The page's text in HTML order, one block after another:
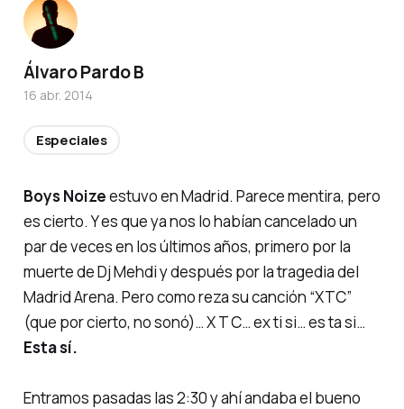
Boys Noizeestuvo en Madrid. Parece mentira, pero
es cierto. Y es que ya nos lo habían cancelado un
par de veces en los últimos años, primero por la
muerte de Dj Mehdi y después por la tragedia del
Madrid Arena. Pero como reza su canción “XTC”
(que por cierto, no sonó)… X T C… ex ti si… es ta si…
Esta sí.
Entramos pasadas las 2:30 y ahí andaba el bueno
Álvaro Pardo B
16 abr. 2014
Especiales